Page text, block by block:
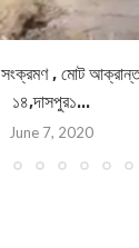
সংক্রমণ , মোট
১৪,দাসপুর১...
June 7, 2020